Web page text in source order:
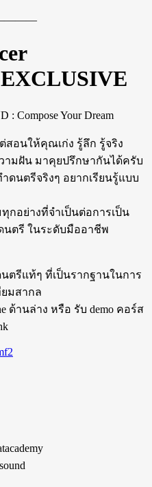
Compose Your Dream
สอนให้คุณเก่ง รู้ลึก รู้จริง
ามฝัน มาคุยปรึกษากันได้ครับ
นตรีจริงๆ อยากเรียนรู้แบบ
อย่างที่จำเป็นต่อการเป็น
นตรี ในระดับมืออาชีพ
ตรีแท้ๆ ที่เป็นรากฐานในการ
มสากล
ด้านล่าง หรือ รับ demo คอร์ส